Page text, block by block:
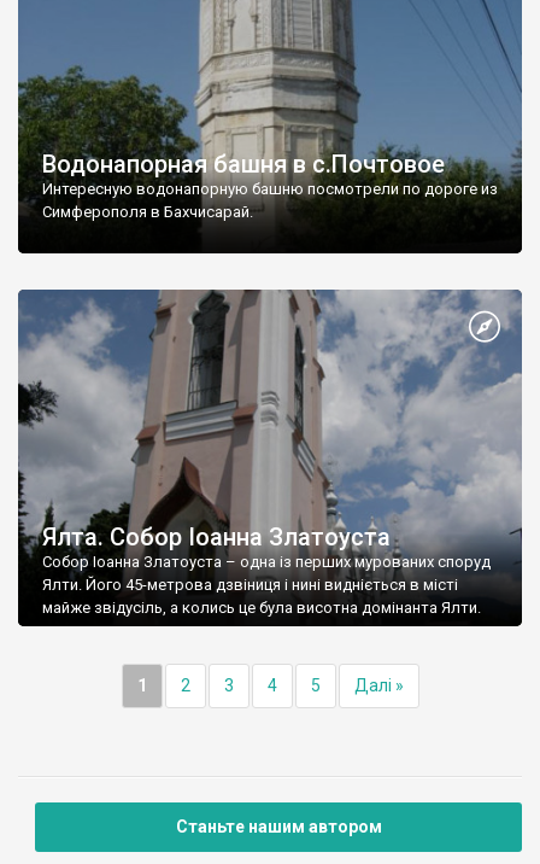
Водонапорная башня в с.Почтовое
Интересную водонапорную башню посмотрели по дороге из
Симферополя в Бахчисарай.
Ялта. Собор Іоанна Златоуста
Собор Іоанна Златоуста – одна із перших мурованих споруд
Ялти. Його 45-метрова дзвіниця і нині видніється в місті
майже звідусіль, а колись це була висотна домінанта Ялти.
1 2 3 4 5 Далі »
Станьте нашим автором